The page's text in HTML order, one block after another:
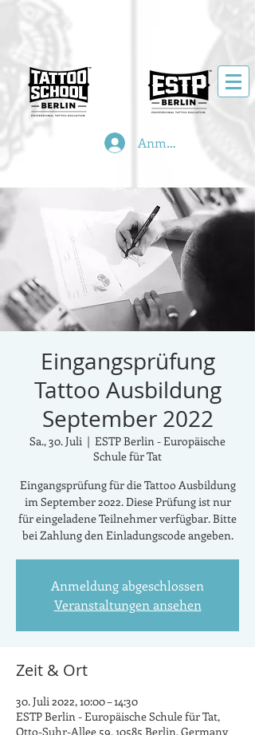
Anmelden
Eingangsprüfung
Tattoo Ausbildung
September 2022
Sa., 30. Juli
  |
ESTP Berlin - Europäische
Schule für Tat
Eingangsprüfung für die Tattoo Ausbildung
im September 2022. Diese Prüfung ist nur
für eingeladene Teilnehmer verfügbar. Bitte
bei Zahlung den Einladungscode angeben.
Anmeldung abgeschlossen
Veranstaltungen ansehen
Zeit & Ort
30. Juli 2022, 10:00 – 14:30
ESTP Berlin - Europäische Schule für Tat,
Otto-Suhr-Allee 59, 10585 Berlin, Germany